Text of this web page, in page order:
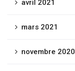
avril 2021
mars 2021
novembre 2020